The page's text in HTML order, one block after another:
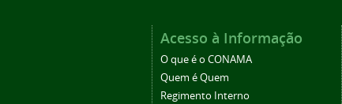
Acesso à Informação
O que é o CONAMA
Quem é Quem
Regimento Interno